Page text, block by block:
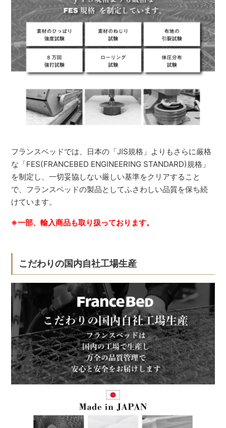
フランスベッドでは、日本の「JIS規格」よりもさらに厳格
な「FES(FRANCEBED ENGINEERING STANDARD)規格」
を制定し、一切妥協しない厳しい基準をクリアすること
で、フランスベッドの製品としてふさわしい品質を保ち続
けています。
※一部、輸入商品も取り扱っております。
こだわりの国内自社工場生産